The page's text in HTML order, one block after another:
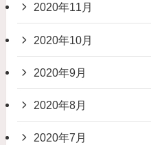
2020年11月
2020年10月
2020年9月
2020年8月
2020年7月